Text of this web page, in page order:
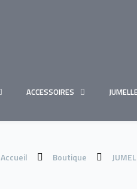
ACCESSOIRES
Accueil Boutique